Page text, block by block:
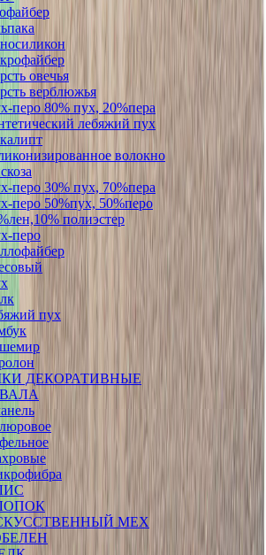
овечья
верблюжья
перо 80% пух, 20%пера
лебяжий пух
волокно
перо 30% пух, 70%пера
перо 50%пух, 50%перо
полиэстер
перо
пух
ДЕКОРАТИВНЫЕ
МЕХ